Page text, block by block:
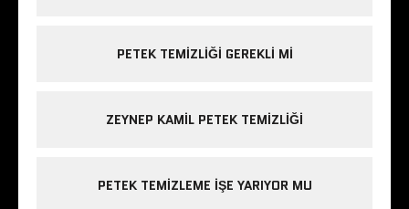
PETEK TEMIZLIĞI GEREKLI MI
ZEYNEP KAMIL PETEK TEMIZLIĞI
PETEK TEMIZLEME IŞE YARIYOR MU